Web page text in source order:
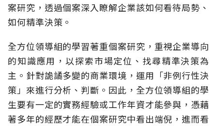
案研究，透過個案深入瞭解企業該如何看待局勢、
如何精準決策。
全方位領導組的學習著重個案研究，重視企業導向
的知識應用，以探索市場定位、找尋精準決策為
主。針對詭譎多變的商業環境，運用「非例行性決
策」來進行分析、判斷。因此，全方位領導組的學
生要有一定的實務經驗或工作年資才能參與，憑藉
著多年的經歷才能在個案研究中看出端倪，進而看